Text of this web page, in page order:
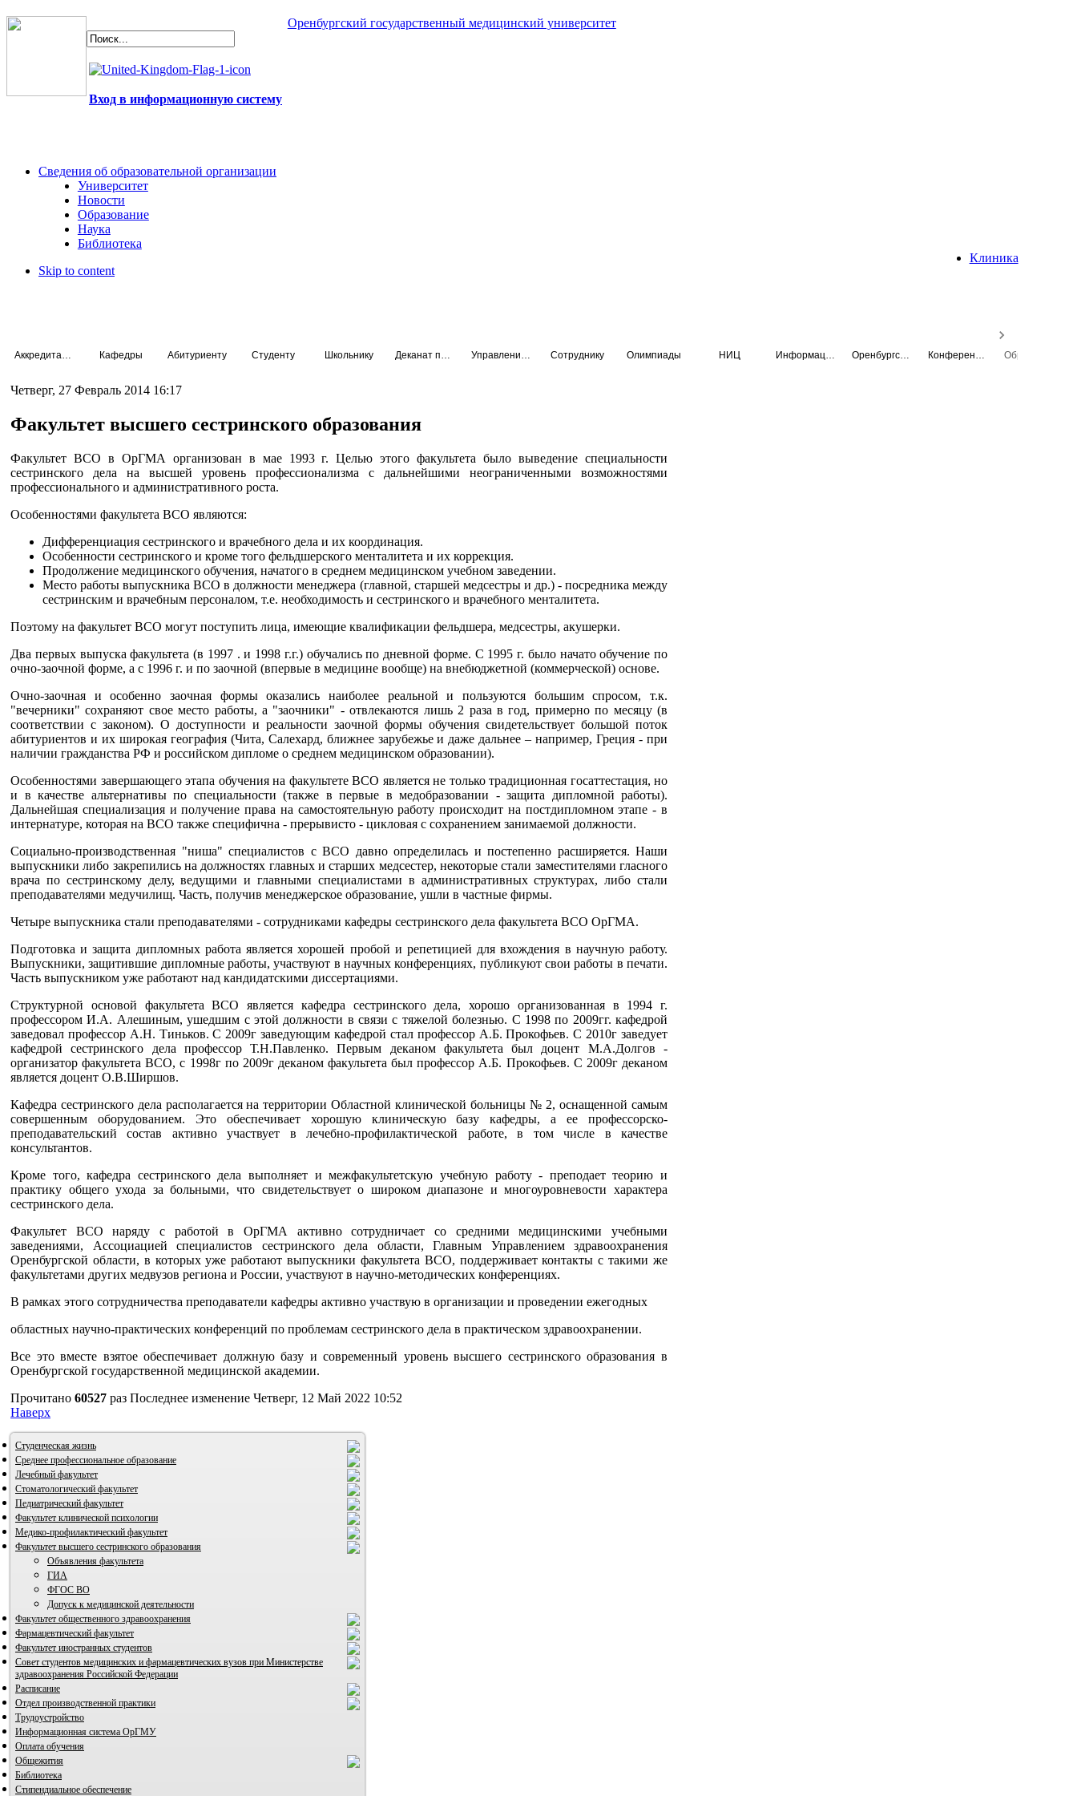
Оренбургский государственный медицинский университет
Вход в информационную систему
Сведения об образовательной организации
Университет
Новости
Образование
Наука
Библиотека
Клиника
Skip to content
Кафедры Абитуриенту Студенту Школьнику Сотруднику Олимпиады НИЦ
Четверг, 27 Февраль 2014 16:17
Факультет высшего сестринского образования
Факультет ВСО в ОрГМА организован в мае 1993 г. Целью этого факультета было выведение специальности
сестринского дела на высшей уровень профессионализма с дальнейшими неограниченными возможностями
профессионального и административного роста.
Особенностями факультета ВСО являются:
Дифференциация сестринского и врачебного дела и их координация.
Особенности сестринского и кроме того фельдшерского менталитета и их коррекция.
Продолжение медицинского обучения, начатого в среднем медицинском учебном заведении.
Место работы выпускника ВСО в должности менеджера (главной, старшей медсестры и др.) - посредника между
сестринским и врачебным персоналом, т.е. необходимость и сестринского и врачебного менталитета.
Поэтому на факультет ВСО могут поступить лица, имеющие квалификации фельдшера, медсестры, акушерки.
Два первых выпуска факультета (в 1997 . и 1998 г.г.) обучались по дневной форме. С 1995 г. было начато обучение по
очно-заочной форме, а с 1996 г. и по заочной (впервые в медицине вообще) на внебюджетной (коммерческой) основе.
Очно-заочная и особенно заочная формы оказались наиболее реальной и пользуются большим спросом, т.к.
"вечерники" сохраняют свое место работы, а "заочники" - отвлекаются лишь 2 раза в год, примерно по месяцу (в
соответствии с законом). О доступности и реальности заочной формы обучения свидетельствует большой поток
абитуриентов и их широкая география (Чита, Салехард, ближнее зарубежье и даже дальнее – например, Греция - при
наличии гражданства РФ и российском дипломе о среднем медицинском образовании).
Особенностями завершающего этапа обучения на факультете ВСО является не только традиционная госаттестация, но
и в качестве альтернативы по специальности (также в первые в медобразовании - защита дипломной работы).
Дальнейшая специализация и получение права на самостоятельную работу происходит на постдипломном этапе - в
интернатуре, которая на ВСО также специфична - прерывисто - цикловая с сохранением занимаемой должности.
Социально-производственная "ниша" специалистов с ВСО давно определилась и постепенно расширяется. Наши
выпускники либо закрепились на должностях главных и старших медсестер, некоторые стали заместителями гласного
врача по сестринскому делу, ведущими и главными специалистами в административных структурах, либо стали
преподавателями медучилищ. Часть, получив менеджерское образование, ушли в частные фирмы.
Четыре выпускника стали преподавателями - сотрудниками кафедры сестринского дела факультета ВСО ОрГМА.
Подготовка и защита дипломных работа является хорошей пробой и репетицией для вхождения в научную работу.
Выпускники, защитившие дипломные работы, участвуют в научных конференциях, публикуют свои работы в печати.
Часть выпускником уже работают над кандидатскими диссертациями.
Структурной основой факультета ВСО является кафедра сестринского дела, хорошо организованная в 1994 г.
профессором И.А. Алешиным, ушедшим с этой должности в связи с тяжелой болезнью. С 1998 по 2009гг. кафедрой
заведовал профессор А.Н. Тиньков. С 2009г заведующим кафедрой стал профессор А.Б. Прокофьев. С 2010г заведует
кафедрой сестринского дела профессор Т.Н.Павленко. Первым деканом факультета был доцент М.А.Долгов -
организатор факультета ВСО, с 1998г по 2009г деканом факультета был профессор А.Б. Прокофьев. С 2009г деканом
является доцент О.В.Ширшов.
Кафедра сестринского дела располагается на территории Областной клинической больницы № 2, оснащенной самым
совершенным оборудованием. Это обеспечивает хорошую клиническую базу кафедры, а ее профессорско-
преподавательский состав активно участвует в лечебно-профилактической работе, в том числе в качестве
консультантов.
Кроме того, кафедра сестринского дела выполняет и межфакультетскую учебную работу - преподает теорию и
практику общего ухода за больными, что свидетельствует о широком диапазоне и многоуровневости характера
сестринского дела.
Факультет ВСО наряду с работой в ОрГМА активно сотрудничает со средними медицинскими учебными
заведениями, Ассоциацией специалистов сестринского дела области, Главным Управлением здравоохранения
Оренбургской области, в которых уже работают выпускники факультета ВСО, поддерживает контакты с такими же
факультетами других медвузов региона и России, участвуют в научно-методических конференциях.
В рамках этого сотрудничества преподаватели кафедры активно участвую в организации и проведении ежегодных
областных научно-практических конференций по проблемам сестринского дела в практическом здравоохранении.
Все это вместе взятое обеспечивает должную базу и современный уровень высшего сестринского образования в
Оренбургской государственной медицинской академии.
Прочитано 60527 раз Последнее изменение Четверг, 12 Май 2022 10:52
Наверх
Студенческая жизнь
ВИА "Полигон"
Среднее профессиональное образование
Лечебный факультет
Стоматологический факультет
Педиатрический факультет
Факультет клинической психологии
Медико-профилактический факультет
Факультет высшего сестринского образования
Объявления факультета
ГИА
ФГОС ВО
Допуск к медицинской деятельности
Факультет общественного здравоохранения
Фармацевтический факультет
Факультет иностранных студентов
Совет студентов медицинских и фармацевтических вузов при Министерстве
здравоохранения Российской Федерации
Расписание
Отдел производственной практики
Трудоустройство
Информационная система ОрГМУ
Оплата обучения
Общежития
Библиотека
Стипендиальное обеспечение